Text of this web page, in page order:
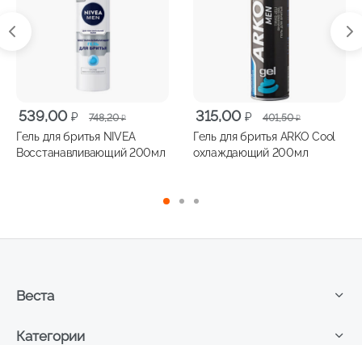
748,20₽
Первоначальная
цена
составляла
539,00 ₽
Текущая
цена:
539,00 ₽.
Гель для бритья NIVEA
Восстанавливающий 200мл
401,50₽
Первоначальная
цена
составляла
315,00 ₽
Текущая
цена:
315,00 ₽.
Гель для бритья ARKO Cool
охлаждающий 200мл
Категории
Веста